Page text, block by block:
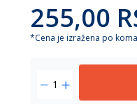
255,00
*Cena je izražena po